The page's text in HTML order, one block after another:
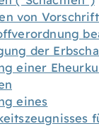
von
der
einer
eines